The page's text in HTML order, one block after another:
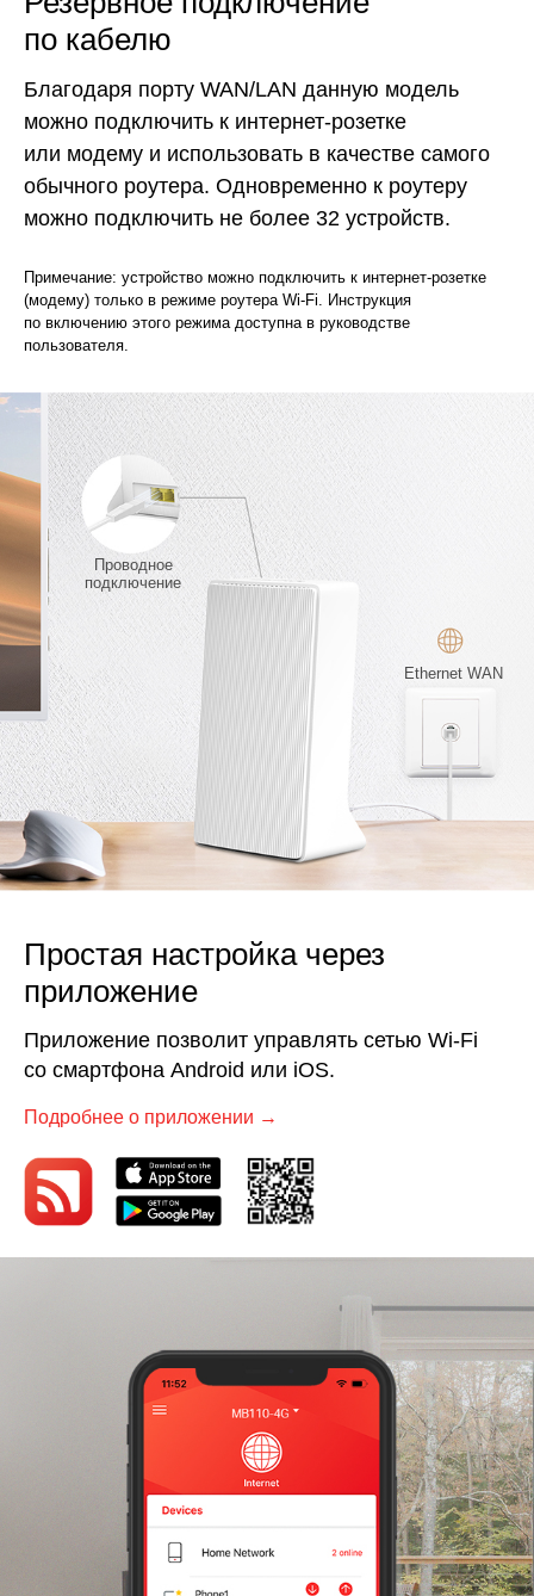
по кабелю
Благодаря порту WAN/LAN данную модель
можно подключить к интернет‑розетке
или модему и использовать в качестве самого
обычного роутера. Одновременно к роутеру
можно подключить не более 32 устройств.
Примечание: устройство можно подключить к интернет‑розетке
(модему) только в режиме роутера Wi‑Fi. Инструкция
по включению этого режима доступна в руководстве
пользователя.
Проводное
подключение
Ethernet WAN
Простая настройка через
приложение
Приложение позволит управлять сетью Wi‑Fi
со смартфона Android или iOS.
Подробнее о приложении →